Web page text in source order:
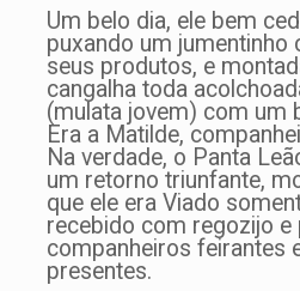
Um belo dia, ele bem
puxando um jumentinho
seus produtos, e
cangalha toda
(mulata jovem) com um
Era a Matilde,
Na verdade, o Panta
um retorno triunfante,
que ele era Viado
recebido com regozijo e
companheiros feirantes
presentes.